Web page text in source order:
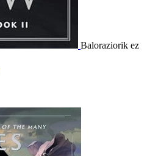
Baloraziorik ez